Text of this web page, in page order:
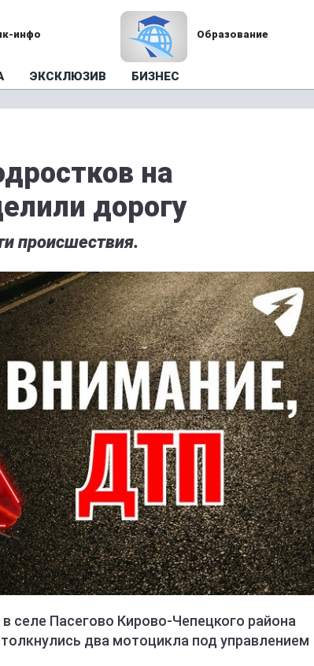
инфо Образование
ЭКСКЛЮЗИВ БИЗНЕС
на
дорогу
происшествия.
селе Пасегово Кирово-Чепецкого района
два мотоцикла под управлением